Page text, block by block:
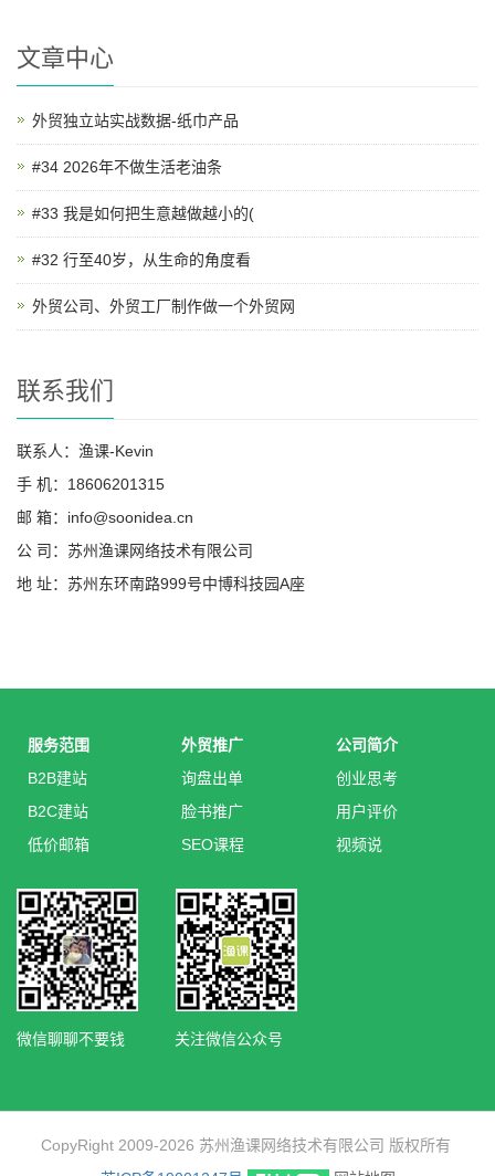
文章中心
外贸独立站实战数据-纸巾产品
#34 2026年不做生活老油条
#33 我是如何把生意越做越小的(
#32 行至40岁，从生命的角度看
外贸公司、外贸工厂制作做一个外贸网
联系我们
联系人：渔课-Kevin
手 机：18606201315
邮 箱：info@soonidea.cn
公 司：苏州渔课网络技术有限公司
地 址：苏州东环南路999号中博科技园A座
服务范围
B2B建站
B2C建站
低价邮箱
外贸推广
询盘出单
脸书推广
SEO课程
公司简介
创业思考
用户评价
视频说
微信聊聊不要钱 关注微信公众号
CopyRight 2009-2026 苏州渔课网络技术有限公司 版权所有